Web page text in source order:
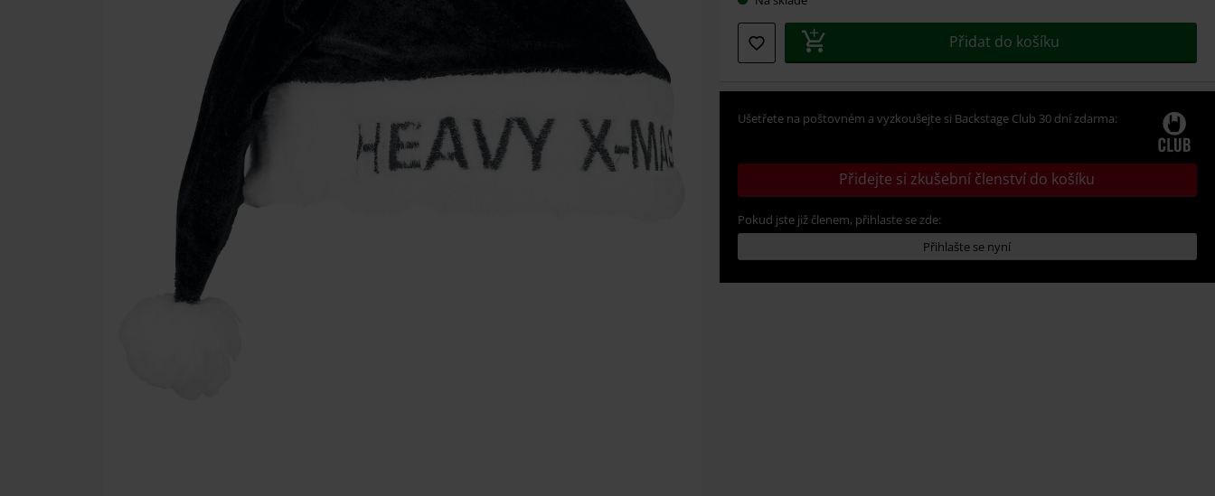
si
velikost
Přidat do košíku
Ušetřete na poštovném a vyzkoušejte si Backstage Club 30 dní zdarma:
Přidejte si zkušební členství do košíku
Pokud jste již členem, přihlaste se zde:
Přihlašte se nyní